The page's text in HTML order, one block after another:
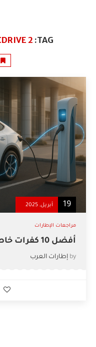
TAG:
2
19 أبريل, 2025
مراجعات الإطارات
أفضل 10 كفرات خاصة بالسيارات الكهربائية
by إطارات العرب